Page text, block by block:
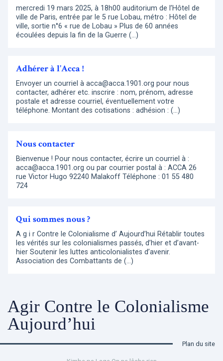
mercredi 19 mars 2025, à 18h00 auditorium de l’Hôtel de
ville de Paris, entrée par le 5 rue Lobau, métro : Hôtel de
ville, sortie n°6 « rue de Lobau » Plus de 60 années
écoulées depuis la fin de la Guerre (…)
Adhérer à l’Acca !
Envoyer un courriel à acca@acca.1901.org pour nous
contacter, adhérer etc. inscrire : nom, prénom, adresse
postale et adresse courriel, éventuellement votre
téléphone. Montant des cotisations : adhésion : (…)
Nous contacter
Bienvenue ! Pour nous contacter, écrire un courriel à :
acca@acca.1901.org ou par courrier postal à : ACCA 26
rue Victor Hugo 92240 Malakoff Téléphone : 01 55 480
724
Qui sommes nous ?
A g i r Contre le Colonialisme d’ Aujourd’hui Rétablir toutes
les vérités sur les colonialismes passés, d’hier et d’avant-
hier Soutenir les luttes anticolonialistes d’avenir.
Association des Combattants de (…)
Agir Contre le Colonialisme
Aujourd’hui
Plan du site